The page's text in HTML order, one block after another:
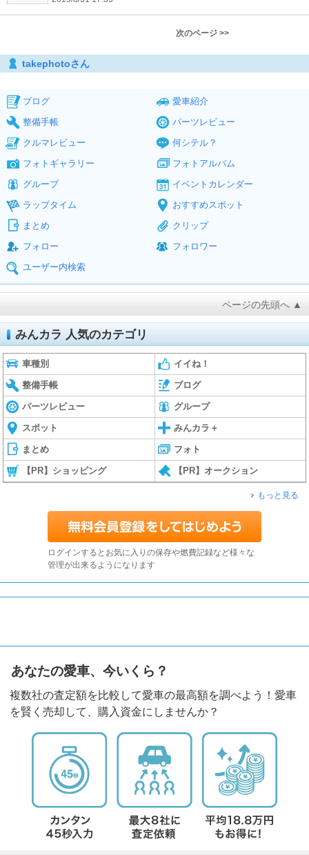
次のページ >>
takephotoさん
ブログ
愛車紹介
整備手帳
パーツレビュー
クルマレビュー
何シテル？
フォトギャラリー
フォトアルバム
グループ
イベントカレンダー
ラップタイム
おすすめスポット
まとめ
クリップ
フォロー
フォロワー
ユーザー内検索
ページの先頭へ ▲
みんカラ 人気のカテゴリ
車種別 イイね！
整備手帳 ブログ
パーツレビュー グループ
スポット みんカラ＋
まとめ フォト
【PR】ショッピング 【PR】オークション
もっと見る
ログインするとお気に入りの保存や燃費記録など様々な
管理が出来るようになります
あなたの愛車、今いくら？
複数社の査定額を比較して愛車の最高額を調べよう！愛車
を賢く売却して、購入資金にしませんか？